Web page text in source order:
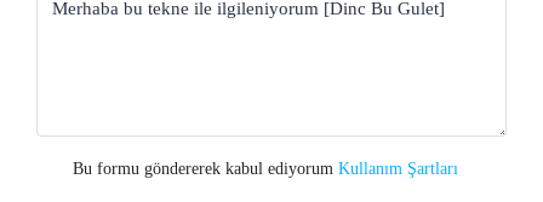
Bu formu göndererek kabul ediyorum Kullanım Şartları